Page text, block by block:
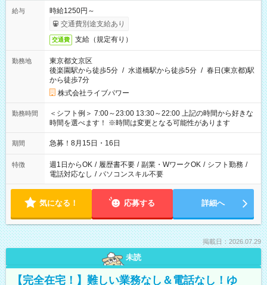
給与
時給1250円～
交通費別途支給あり
交通費 支給（規定有り）
勤務地
東京都文京区
後楽園駅から徒歩5分 / 水道橋駅から徒歩5分 / 春日(東京都)駅
から徒歩7分
株式会社ライブパワー
勤務時間
＜シフト例＞ 7:00～23:00 13:30～22:00 上記の時間から好きな
時間を選べます！ ※時間は変更となる可能性があります
期間 急募！8月15日・16日
特徴 週1日からOK / 履歴書不要 / 副業・WワークOK / シフト勤務 /
電話対応なし / パソコンスキル不要
気になる！ 応募する 詳細へ
掲載日：2026.07.29
未読
【完全在宅！】難しい業務なし＆電話なし！ゆ